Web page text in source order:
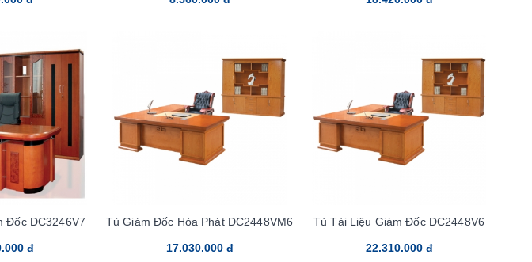
Đốc DC3246V7
đ
Tủ Giám Đốc Hòa Phát DC2448VM6
17.030.000 đ
Tủ Tài Liệu Giám Đốc DC2448V6
22.310.000 đ